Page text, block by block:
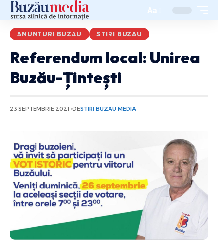
Aa
ANUNTURI BUZAU STIRI BUZAU
Referendum local: Unirea
Buzău-Țintești
23 SEPTEMBRIE 2021 DESTIRI BUZAU MEDIA